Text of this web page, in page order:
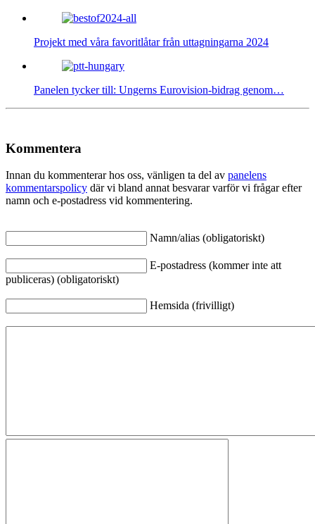
Projekt med våra favoritlåtar från uttagningarna 2024
Panelen tycker till: Ungerns Eurovision-bidrag genom…
Kommentera
Innan du kommenterar hos oss, vänligen ta del av panelens
kommentarspolicy där vi bland annat besvarar varför vi frågar efter
namn och e-postadress vid kommentering.
Namn/alias (obligatoriskt)
E-postadress (kommer inte att
publiceras) (obligatoriskt)
Hemsida (frivilligt)